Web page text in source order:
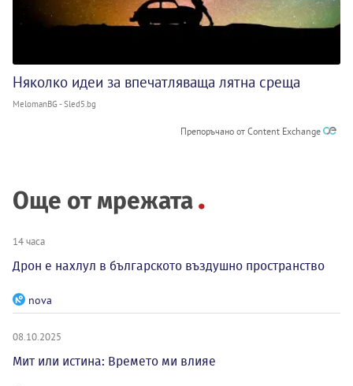
Няколко идеи за впечатляваща лятна среща
MelomanBG - Sled5.bg
Препоръчано от Content Exchange
Още от мрежата
14 часа
Дрон е нахлул в българското въздушно пространство
nova
08.10.2025
Мит или истина: Времето ми влияе